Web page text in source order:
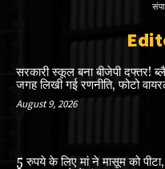
सरकारी स्कूल बना बीजेपी दफ्तर!
जगह लिखी गई रणनीति, फोटो
August 9, 2026
5 रुपये के लिए मां ने मासूम को